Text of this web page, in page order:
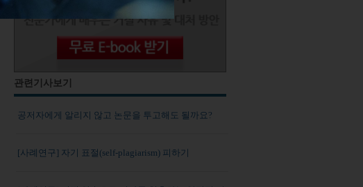
관련기사보기
공저자에게 알리지 않고 논문을 투고해도 될까요?
[사례연구] 자기 표절(self-plagiarism) 피하기